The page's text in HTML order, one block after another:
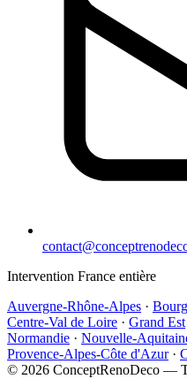
Intervention France entière
Auvergne-Rhône-Alpes ·
Centre-Val de Loire · Grand Est
Normandie · Nouvelle-
Provence-Alpes-Côte d'Azur ·
© 2026 ConceptRenoDeco —